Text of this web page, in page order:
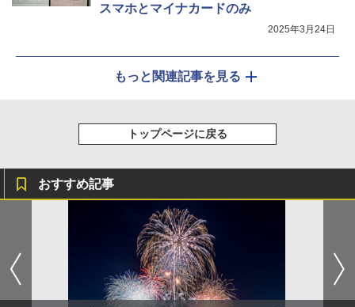
スマホとマイナカードのみ
2025年3月24日
もっと関連記事を見る
トップページに戻る
おすすめ記事